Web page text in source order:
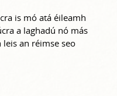
is mó atá éileamh
a laghadú nó más
an réimse seo